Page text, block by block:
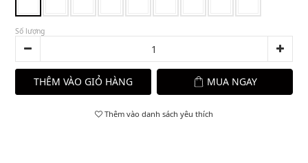
Số lượng
THÊM VÀO GIỎ HÀNG MUA NGAY
Thêm vào danh sách yêu thích